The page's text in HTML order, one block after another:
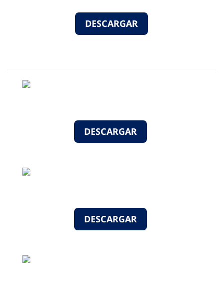
DESCARGAR
DESCARGAR
DESCARGAR